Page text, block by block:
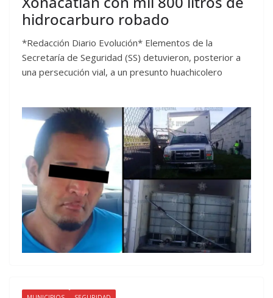
hidrocarburo robado
*Redacción Diario Evolución* Elementos de la
Secretaría de Seguridad (SS) detuvieron, posterior a
una persecución vial, a un presunto huachicolero